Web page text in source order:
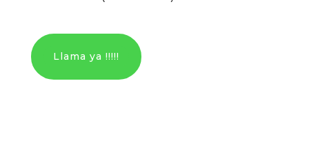
Llama ya !!!!!